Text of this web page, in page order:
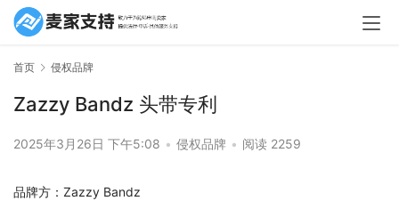
首页 侵权品牌
Zazzy Bandz 头带专利
2025年3月26日 下午5:08 • 侵权品牌 • 阅读 2259
品牌方：Zazzy Bandz